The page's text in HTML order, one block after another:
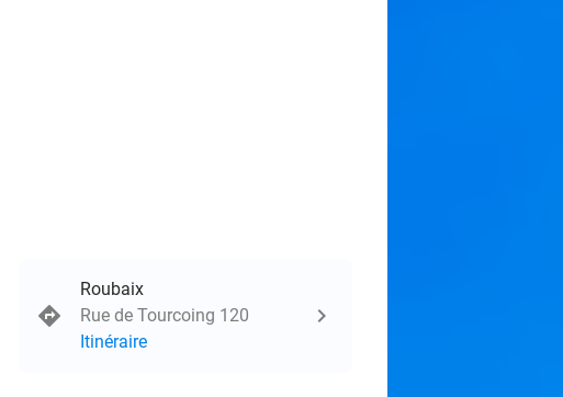
Roubaix
Rue de Tourcoing 120
Itinéraire